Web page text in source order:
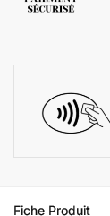
Fiche Produit